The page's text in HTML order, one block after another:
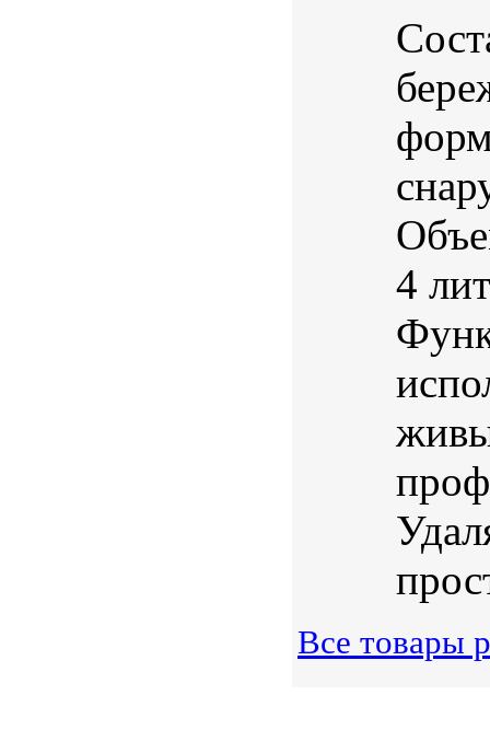
4
Все товары